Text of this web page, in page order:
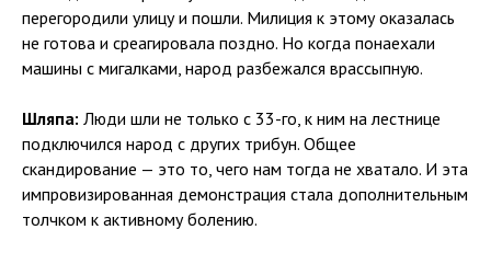
перегородили улицу и пошли. Милиция к этому оказалась
не готова и среагировала поздно. Но когда понаехали
машины с мигалками, народ разбежался врассыпную.
Шляпа: Люди шли не только с 33-го, к ним на лестнице
подключился народ с других трибун. Общее
скандирование — это то, чего нам тогда не хватало. И эта
импровизированная демонстрация стала дополнительным
толчком к активному болению.